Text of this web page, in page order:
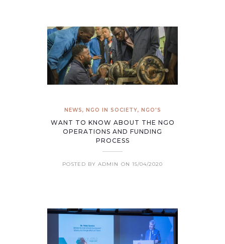
NEWS, NGO IN SOCIETY, NGO'S
WANT TO KNOW ABOUT THE NGO
OPERATIONS AND FUNDING
PROCESS
POSTED BY ADMIN ON 15/04/2020